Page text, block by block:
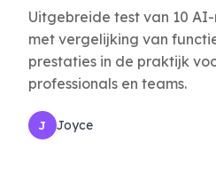
Uitgebreide test van 10
met vergelijking van
prestaties in de praktijk
professionals en teams.
J Joyce